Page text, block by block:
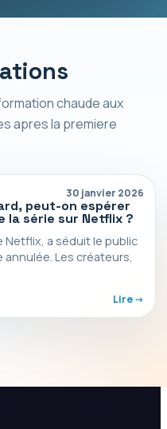
chaude aux
apres la premiere
30 janvier 2026
peut-on espérer
la série sur Netflix ?
Netflix, a séduit le public
annulée. Les créateurs,
Lire ->